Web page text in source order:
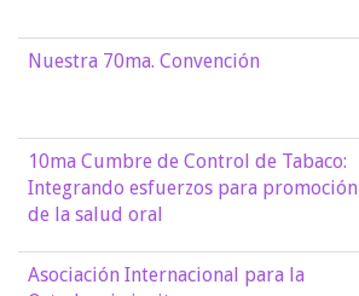
Nuestra 70ma. Convención
10ma Cumbre de Control de Tabaco:
Integrando esfuerzos para promoción
de la salud oral
Asociación Internacional para la